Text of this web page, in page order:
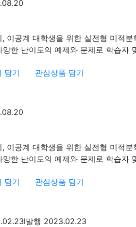
, 이공계 대학생을 위한 실전형 미적
한 난이도의 예제와 문제로 학습자
담기 관심상품 담기
, 이공계 대학생을 위한 실전형 미적
한 난이도의 예제와 문제로 학습자
담기 관심상품 담기
l발행 2023.02.23